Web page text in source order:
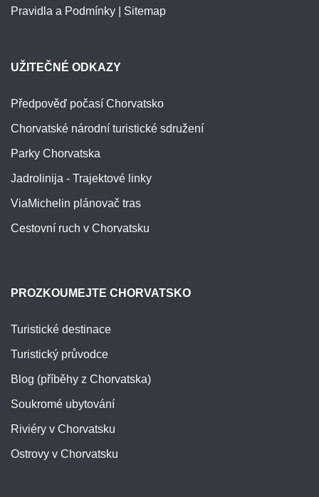
Pravidla a Podmínky
Sitemap
UŽITEČNÉ ODKAZY
Předpověď počasí Chorvatsko
Chorvatské národní turistické sdružení
Parky Chorvatska
Jadrolinija - Trajektové linky
ViaMichelin plánovač tras
Cestovní ruch v Chorvatsku
PROZKOUMEJTE CHORVATSKO
Turistické destinace
Turistický průvodce
Blog (příběhy z Chorvatska)
Soukromé ubytování
Riviéry v Chorvatsku
Ostrovy v Chorvatsku